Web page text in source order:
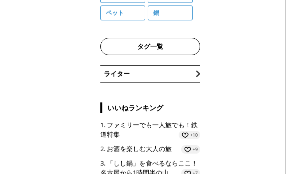
ペット 鍋
タグ一覧
ライター
いいねランキング
ファミリーでも一人旅でも！鉄
道特集
+10
お酒を楽しむ大人の旅 +9
「しし鍋」を食べるならここ！